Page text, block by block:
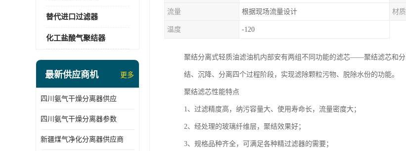
替代进口过滤器
化工盐酸气聚结器
最新供应商机 更多
四川氨气干燥分离器供应
四川氨气干燥分离器参数
新疆煤气净化分离器供应商
流量 根据现场流量设计 材质
温度 -120
聚结分离式轻质油滤油机内部安有两组不同功能的滤芯——聚结滤芯和
结、沉降、分离四个过程阶段，实现滤除颗粒污物、脱除水份的功能。
聚结滤芯性能特点
1、过滤精度高，纳污容量大、使用寿命长，流量密度大；
2、经处理的玻璃纤维层，聚结效果好；
3、规格品种齐全，可满足各种精过滤器的需要；